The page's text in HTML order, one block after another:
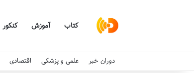
کتاب آموزش کنکور
دوران خبر علمی و پزشکی اقتصادی